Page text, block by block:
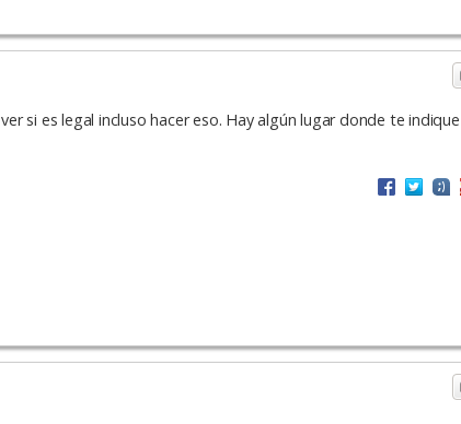
si es legal incluso hacer eso. Hay algún lugar donde te indique